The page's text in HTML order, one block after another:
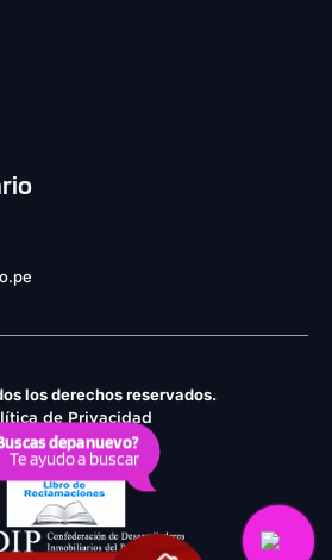
los derechos reservados.
de Privacidad
Derechos ARCO
de Cookies
depa nuevo?
Te ayudo a buscar